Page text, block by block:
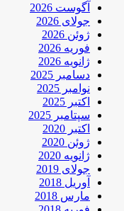
آگوست 2026
جولای 2026
ژوئن 2026
فوریه 2026
ژانویه 2026
دسامبر 2025
نوامبر 2025
اکتبر 2025
سپتامبر 2025
اکتبر 2020
ژوئن 2020
ژانویه 2020
جولای 2019
آوریل 2018
مارس 2018